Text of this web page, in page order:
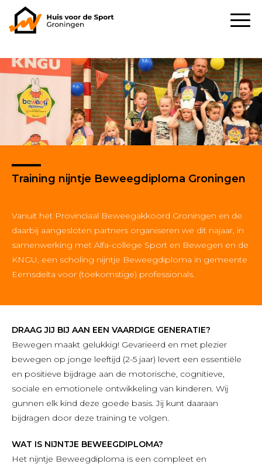
Training nijntje Beweegdiploma Groningen
Vanuit het Provinciaal Beweegakkoord Groningen en de
daarbij aangesloten partners organiseren we dit najaar, in
samenwerking met Alfa-college Sport en Bewegen en de
KNGU, een scholing nijntje Beweegdiploma in gemeente
Eemsdelta voor (toekomstige) professionals.
DRAAG JIJ BIJ AAN EEN VAARDIGE GENERATIE?
Bewegen maakt gelukkig! Gevarieerd en met plezier
bewegen op jonge leeftijd (2-5 jaar) levert een essentiële
en positieve bijdrage aan de motorische, cognitieve,
sociale en emotionele ontwikkeling van kinderen. Wij
gunnen elk kind deze goede basis. Jij kunt daaraan
bijdragen door deze training te volgen.
WAT IS NIJNTJE BEWEEGDIPLOMA?
Het nijntje Beweegdiploma is een compleet en